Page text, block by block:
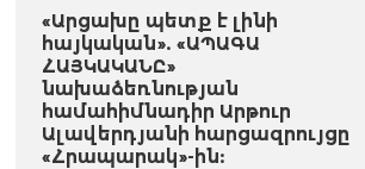
«Արցախը պետք է լինի
հայկական». «ԱՊԱԳԱ
ՀԱՅԿԱԿԱՆԸ»
նախաձեռնության
համահիմնադիր Արթուր
Ալավերդյանի հարցազրույցը
«Հրապարակ»-ին: